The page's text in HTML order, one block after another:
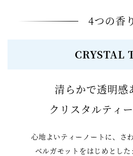
4つの香り
CRYSTAL
清らかで透明感
クリスタルティー
心地よいティーノートに、さ
ベルガモットをはじめとし